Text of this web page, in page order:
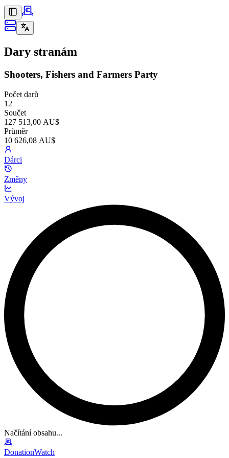
Dary stranám
Shooters, Fishers and Farmers Party
Počet darů
12
Součet
127 513,00 AU$
Průměr
10 626,08 AU$
Dárci
Změny
Vývoj
Načítání obsahu...
DonationWatch